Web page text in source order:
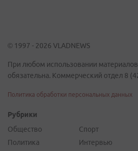
© 1997 - 2026 VLADNEWS
При любом использовании
обязательна. Коммерческий отдел 8
Политика обработки персональных данных
Рубрики
Общество
Политика
Спорт
Интервью